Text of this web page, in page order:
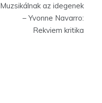
Muzsikálnak az idegenek
– Yvonne Navarro:
Rekviem kritika